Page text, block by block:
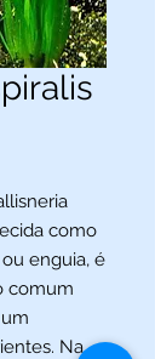
como
enguia, é
comum
Na